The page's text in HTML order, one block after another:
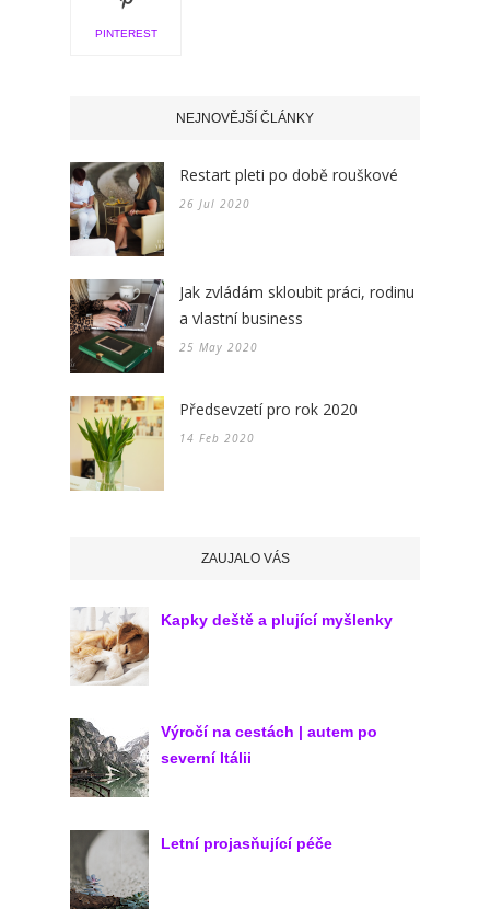
PINTEREST
NEJNOVĚJŠÍ ČLÁNKY
Restart pleti po době rouškové
26 Jul 2020
Jak zvládám skloubit práci, rodinu
a vlastní business
25 May 2020
Předsevzetí pro rok 2020
14 Feb 2020
ZAUJALO VÁS
Kapky deště a plující myšlenky
Výročí na cestách | autem po
severní Itálii
Letní projasňující péče